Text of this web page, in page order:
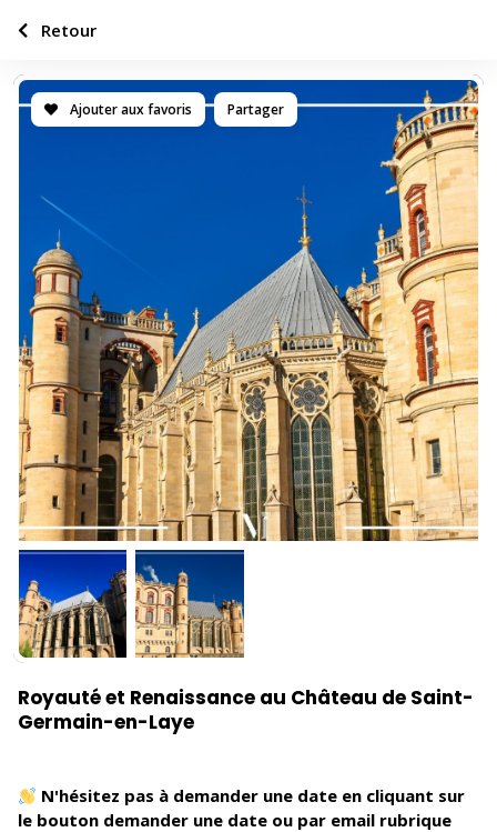
Ajouter aux favoris Partager
Royauté et Renaissance au Château de Saint-
Germain-en-Laye
N'hésitez pas à demander une date en cliquant sur
le bouton demander une date ou par email rubrique
Retour